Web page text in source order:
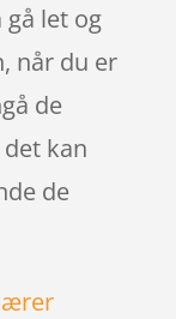
let og
når du er
de
kan
de